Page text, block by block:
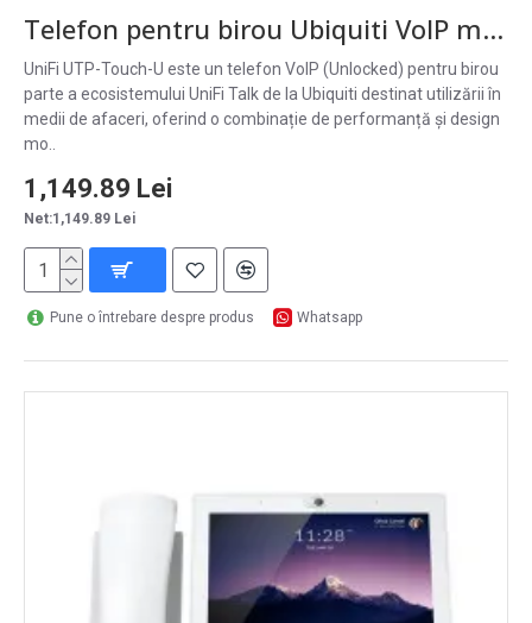
Telefon pentru birou Ubiquiti VoIP multi-touch cameră Bluetooth WiFi PoE Unlocked, UTP-Touch-U
UniFi UTP-Touch-U este un telefon VoIP (Unlocked) pentru birou
parte a ecosistemului UniFi Talk de la Ubiquiti destinat utilizării în
medii de afaceri, oferind o combinație de performanță și design
mo..
1,149.89 Lei
Net:1,149.89 Lei
Pune o întrebare despre produs Whatsapp